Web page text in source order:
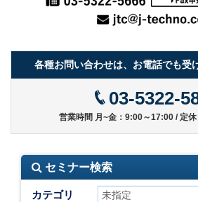
各種お問い合わせは、お電話でも受
03-5322-
営業時間 月~金：9:00～17:00 / 定休
セミナー検索
カテゴリ